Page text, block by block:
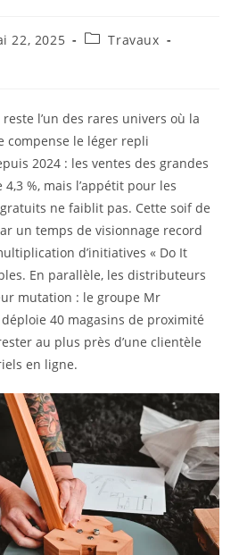
22, 2025
Travaux
l’un des rares univers où la
compense le léger repli
2024 : les ventes des grandes
%, mais l’appétit pour les
ne faiblit pas. Cette soif de
un temps de visionnage record
d’initiatives « Do It
En parallèle, les distributeurs
mutation : le groupe Mr
40 magasins de proximité
au plus près d’une clientèle
en ligne.